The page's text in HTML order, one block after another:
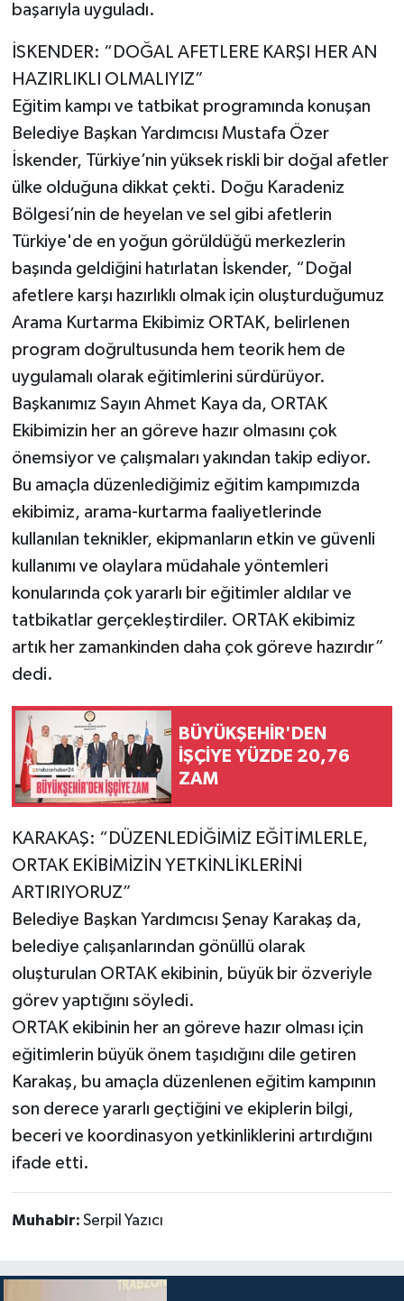
başarıyla uyguladı.
İSKENDER: “DOĞAL AFETLERE KARŞI HER AN
HAZIRLIKLI OLMALIYIZ”
Eğitim kampı ve tatbikat programında konuşan
Belediye Başkan Yardımcısı Mustafa Özer
İskender, Türkiye’nin yüksek riskli bir doğal afetler
ülke olduğuna dikkat çekti. Doğu Karadeniz
Bölgesi’nin de heyelan ve sel gibi afetlerin
Türkiye'de en yoğun görüldüğü merkezlerin
başında geldiğini hatırlatan İskender, “Doğal
afetlere karşı hazırlıklı olmak için oluşturduğumuz
Arama Kurtarma Ekibimiz ORTAK, belirlenen
program doğrultusunda hem teorik hem de
uygulamalı olarak eğitimlerini sürdürüyor.
Başkanımız Sayın Ahmet Kaya da, ORTAK
Ekibimizin her an göreve hazır olmasını çok
önemsiyor ve çalışmaları yakından takip ediyor.
Bu amaçla düzenlediğimiz eğitim kampımızda
ekibimiz, arama-kurtarma faaliyetlerinde
kullanılan teknikler, ekipmanların etkin ve güvenli
kullanımı ve olaylara müdahale yöntemleri
konularında çok yararlı bir eğitimler aldılar ve
tatbikatlar gerçekleştirdiler. ORTAK ekibimiz
artık her zamankinden daha çok göreve hazırdır”
dedi.
BÜYÜKŞEHİR'DEN
İŞÇİYE YÜZDE 20,76
ZAM
KARAKAŞ: “DÜZENLEDİĞİMİZ EĞİTİMLERLE,
ORTAK EKİBİMİZİN YETKİNLİKLERİNİ
ARTIRIYORUZ”
Belediye Başkan Yardımcısı Şenay Karakaş da,
belediye çalışanlarından gönüllü olarak
oluşturulan ORTAK ekibinin, büyük bir özveriyle
görev yaptığını söyledi.
ORTAK ekibinin her an göreve hazır olması için
eğitimlerin büyük önem taşıdığını dile getiren
Karakaş, bu amaçla düzenlenen eğitim kampının
son derece yararlı geçtiğini ve ekiplerin bilgi,
beceri ve koordinasyon yetkinliklerini artırdığını
ifade etti.
Muhabir: Serpil Yazıcı